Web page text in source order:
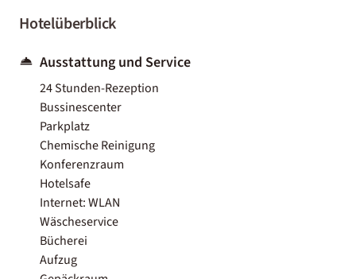
Hotelüberblick
Ausstattung und Service
24 Stunden-Rezeption
Bussinescenter
Parkplatz
Chemische Reinigung
Konferenzraum
Hotelsafe
Internet: WLAN
Wäscheservice
Bücherei
Aufzug